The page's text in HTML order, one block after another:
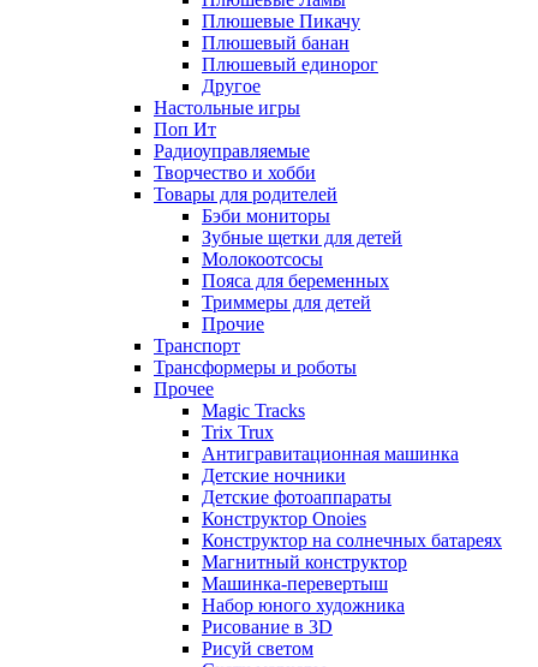
Плюшевые Пикачу
Плюшевый банан
Плюшевый единорог
Другое
Настольные игры
Поп Ит
Радиоуправляемые
Творчество и хобби
Товары для родителей
Бэби мониторы
Зубные щетки для детей
Молокоотсосы
Пояса для беременных
Триммеры для детей
Прочие
Транспорт
Трансформеры и роботы
Прочее
Magic Tracks
Trix Trux
Антигравитационная машинка
Детские ночники
Детские фотоаппараты
Конструктор Onoies
Конструктор на солнечных батареях
Магнитный конструктор
Машинка-перевертыш
Набор юного художника
Рисование в 3D
Рисуй светом